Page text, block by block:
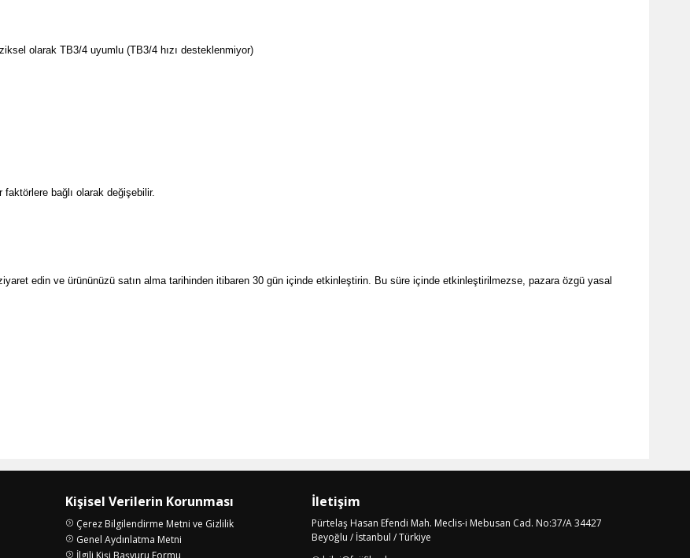
olarak TB3/4 uyumlu (TB3/4 hızı desteklenmiyor)
faktörlere bağlı olarak değişebilir.
edin ve ürününüzü satın alma tarihinden itibaren 30 gün içinde etkinleştirin. Bu süre içinde etkinleştirilmezse, pazara özgü yasal
Kişisel Verilerin Korunması
Çerez Bilgilendirme Metni ve Gizlilik
Genel Aydınlatma Metni
İlgili Kişi Başvuru Formu
İletişim
Pürtelaş Hasan Efendi Mah. Meclis-i Mebusan Cad. No:37/A 34427
Beyoğlu / İstanbul / Türkiye